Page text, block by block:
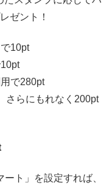
ゼント！
10pt
で280pt
さらにもれなく200pt
ト」を設定すれば、